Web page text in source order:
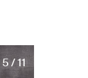
5 / 11